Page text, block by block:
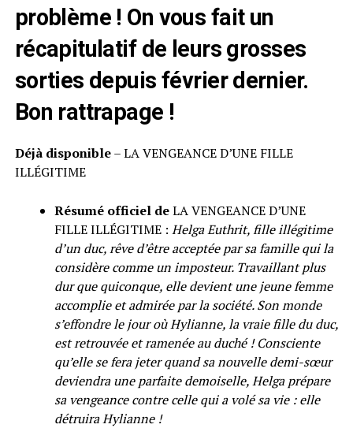
problème ! On vous fait un
récapitulatif de leurs grosses
sorties depuis février dernier.
Bon rattrapage !
Déjà disponible– LA VENGEANCE D’UNE FILLE
ILLÉGITIME
Résumé officiel deLA VENGEANCE D’UNE
FILLE ILLÉGITIME : Helga Euthrit, fille illégitime
d’un duc, rêve d’être acceptée par sa famille qui la
considère comme un imposteur. Travaillant plus
dur que quiconque, elle devient une jeune femme
accomplie et admirée par la société. Son monde
s’effondre le jour où Hylianne, la vraie fille du duc,
est retrouvée et ramenée au duché ! Consciente
qu’elle se fera jeter quand sa nouvelle demi-sœur
deviendra une parfaite demoiselle, Helga prépare
sa vengeance contre celle qui a volé sa vie : elle
détruira Hylianne !